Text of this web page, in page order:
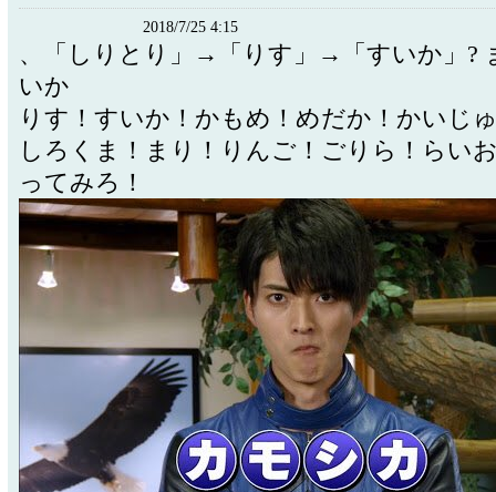
2018/7/25 4:15
、「しりとり」→「りす」→「すいか」?
いか
りす！すいか！かもめ！めだか！かいじ
しろくま！まり！りんご！ごりら！らい
ってみろ！